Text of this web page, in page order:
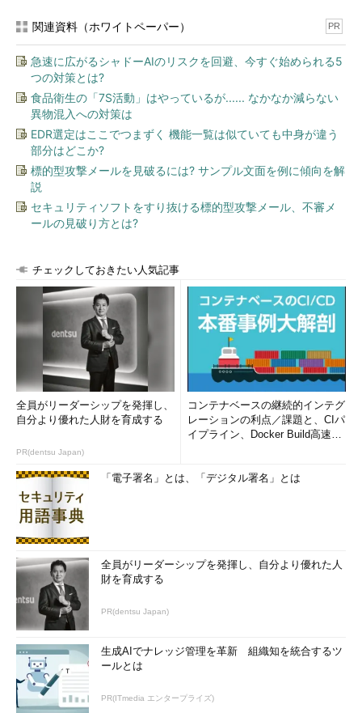
関連資料（ホワイトペーパー） PR
急速に広がるシャドーAIのリスクを回避、今すぐ始められる5
つの対策とは?
食品衛生の「7S活動」はやっているが...... なかなか減らない
異物混入への対策は
EDR選定はここでつまずく 機能一覧は似ていても中身が違う
部分はどこか?
標的型攻撃メールを見破るには? サンプル文面を例に傾向を解
説
セキュリティソフトをすり抜ける標的型攻撃メール、不審メ
ールの見破り方とは?
チェックしておきたい人気記事
全員がリーダーシップを発揮し、
自分より優れた人財を育成する
PR(dentsu Japan)
コンテナベースの継続的インテグ
レーションの利点／課題と、CIパ
イプライン、Docker Build高速化
「電子署名」とは、「デジタル署名」とは
全員がリーダーシップを発揮し、自分より優れた人
財を育成する
PR(dentsu Japan)
生成AIでナレッジ管理を革新 組織知を統合するツ
ールとは
PR(ITmedia エンタープライズ)